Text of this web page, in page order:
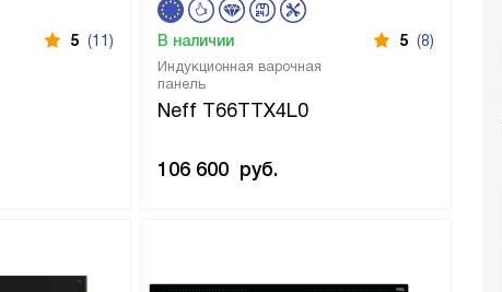
5 (11)
Индукционная варочная
панель
Neff T66TTX4L0
В наличии 5 (8)
106 600 руб.